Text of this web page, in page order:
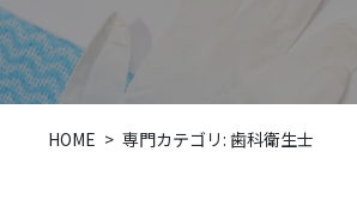
HOME 専門カテゴリ: 歯科衛生士